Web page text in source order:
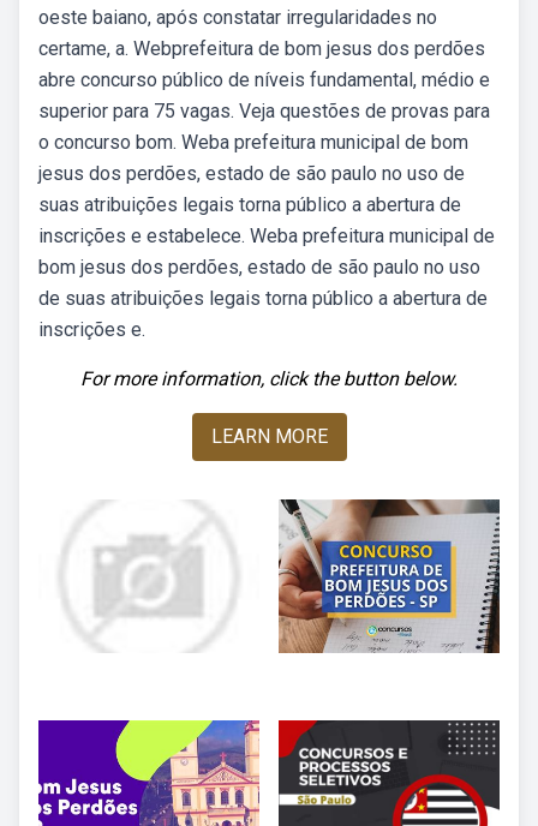
oeste baiano, após constatar irregularidades no
certame, a. Webprefeitura de bom jesus dos perdões
abre concurso público de níveis fundamental, médio e
superior para 75 vagas. Veja questões de provas para
o concurso bom. Weba prefeitura municipal de bom
jesus dos perdões, estado de são paulo no uso de
suas atribuições legais torna público a abertura de
inscrições e estabelece. Weba prefeitura municipal de
bom jesus dos perdões, estado de são paulo no uso
de suas atribuições legais torna público a abertura de
inscrições e.
For more information, click the button below.
LEARN MORE